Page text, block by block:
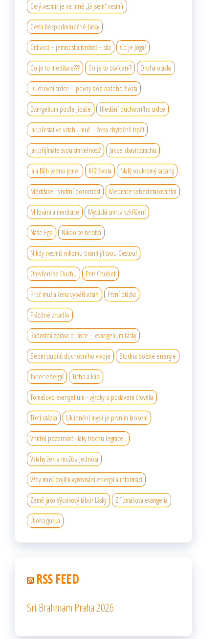
Celý vesmír je ve mně „Já jsem“ vesmír
Cesta bezpodmínečné Lásky
Citlivost – jemnost a tvrdost – síla Co je Jóga?
Co je to meditace??? Co je to osvícení? Druhá otázka
Duchovní srdce – pevný bod našeho života
Evangelium podle Jidáše Hledání duchovního srdce
Jak přestat ve vztahu muž – žena zbytečně trpět
Jak přijímáte svou smrtelnost? Jak se zbavit strachu
Já a Bůh jedno jsme! Kříž života Malý soukromý satsang
Meditace - vnitřní pozornost Meditace sebedotazováním
Milování a meditace Mystická smrt a vzkříšení
Naše Ego Nikdo se nedívá
Nikdy nesmíš nikomu bránit jít svou Cestou!
Otevření se Duchu Petr Chobot
Proč muž a žena vytváří vztah První otázka
Prázdné zrcadlo
Radostná zpráva o Lásce – evangelium Lásky
Sedm stupňů duchovního vıvoje Studna božské energie
Tanec energií Ticho a klid
Tomášovo evangelium - výroky o postavení člověka
Třetí otázka Uklidnění mysli je prvním krokem
Vnitřní pozornost - taky trochu legrace..
Vztahy žen a mužů a Jednota
Vždy musí dojít k vyrovnání energií a informací
Země jako Výcvikový tábor Lásky Z Tomášova evangelia
Úloha gurua
RSS FEED
Sri Brahmam Praha 2026